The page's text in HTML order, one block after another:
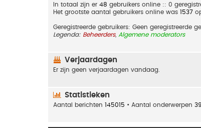
In totaal zijn er 48 gebruikers online :: 0
Het grootste aantal gebruikers online was 1537
Geregistreerde gebruikers: Geen geregistreerde
Legenda: Beheerders, Algemene moderators
Verjaardagen
Er zijn geen verjaardagen vandaag.
Statistieken
Aantal berichten 145015 • Aantal onderwerpen